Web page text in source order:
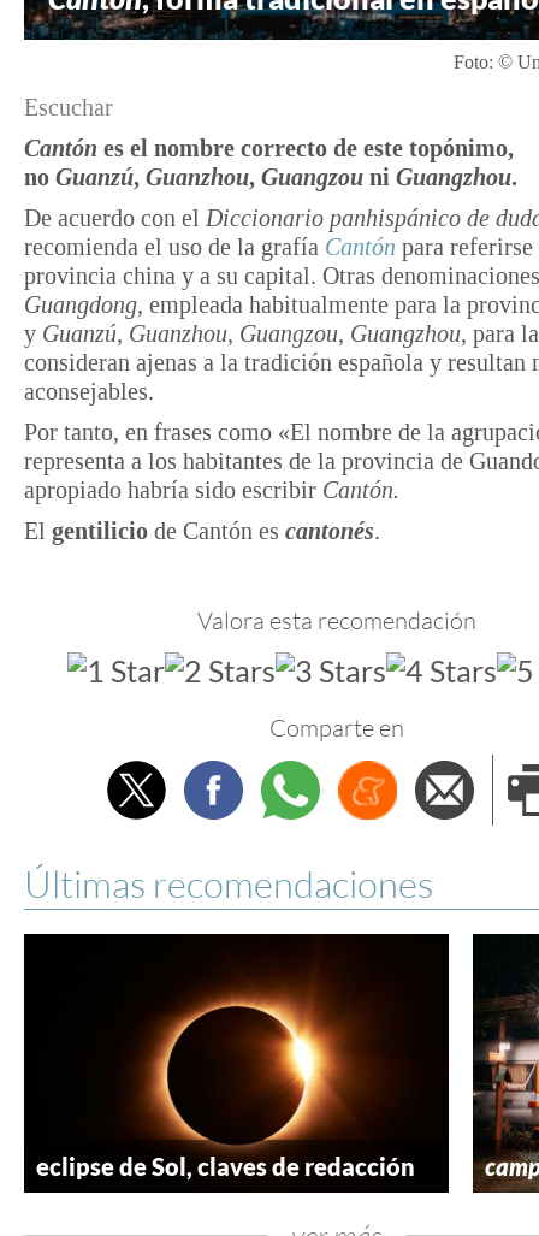
Foto: ©
Escuchar
Cantón es el nombre correcto de este topónimo,
no Guanzú, Guanzhou, Guangzou ni Guangzhou.
De acuerdo con el Diccionario panhispánico de
recomienda el uso de la grafía Cantón para referirse
provincia china y a su capital. Otras
Guangdong, empleada habitualmente para la
y Guanzú, Guanzhou, Guangzou, Guangzhou, para
consideran ajenas a la tradición española y resultan
aconsejables.
Por tanto, en frases como «El nombre de la
representa a los habitantes de la provincia de
apropiado habría sido escribir Cantón.
El gentilicio de Cantón es cantonés.
Valora esta recomendación
Comparte en
TwitterFacebookWhatsappMenéame
Últimas recomendaciones
eclipse de Sol, claves de redacción